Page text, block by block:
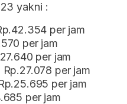
yakni :
per jam
per jam
per jam
per jam
per jam
per jam